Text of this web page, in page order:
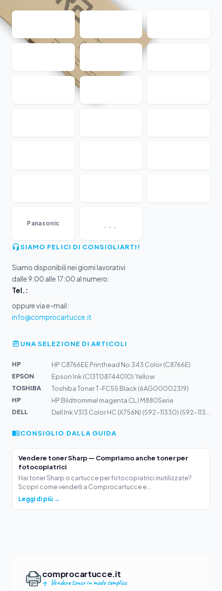
Panasonic ...
SIAMO FELICI DI CONSIGLIARTI!
Siamo disponibili nei giorni lavorativi
dalle 9:00 alle 17:00 al numero:
Tel.:
oppure via e-mail:
info@comprocartucce.it
UNA SELEZIONE DI ARTICOLI
HP
HP C8766EE Printhead No.343 Color (C8766E)
EPSON
Epson Ink (C13T08744010) Yellow
TOSHIBA
Toshiba Toner T-FC55 Black (6AG00002319)
HP
HP Bildtrommel magenta CLJ M880Serie
DELL
CONSIGLIO DALLA GUIDA
Vendere toner Sharp — Compriamo anche toner per
fotocopiatrici
Hai toner Sharp o cartucce per fotocopiatrici inutilizzate?
Scopri come venderli a Comprocartucce e...
Leggi di più →
comprocartucce.it
Vendere toner in modo semplice